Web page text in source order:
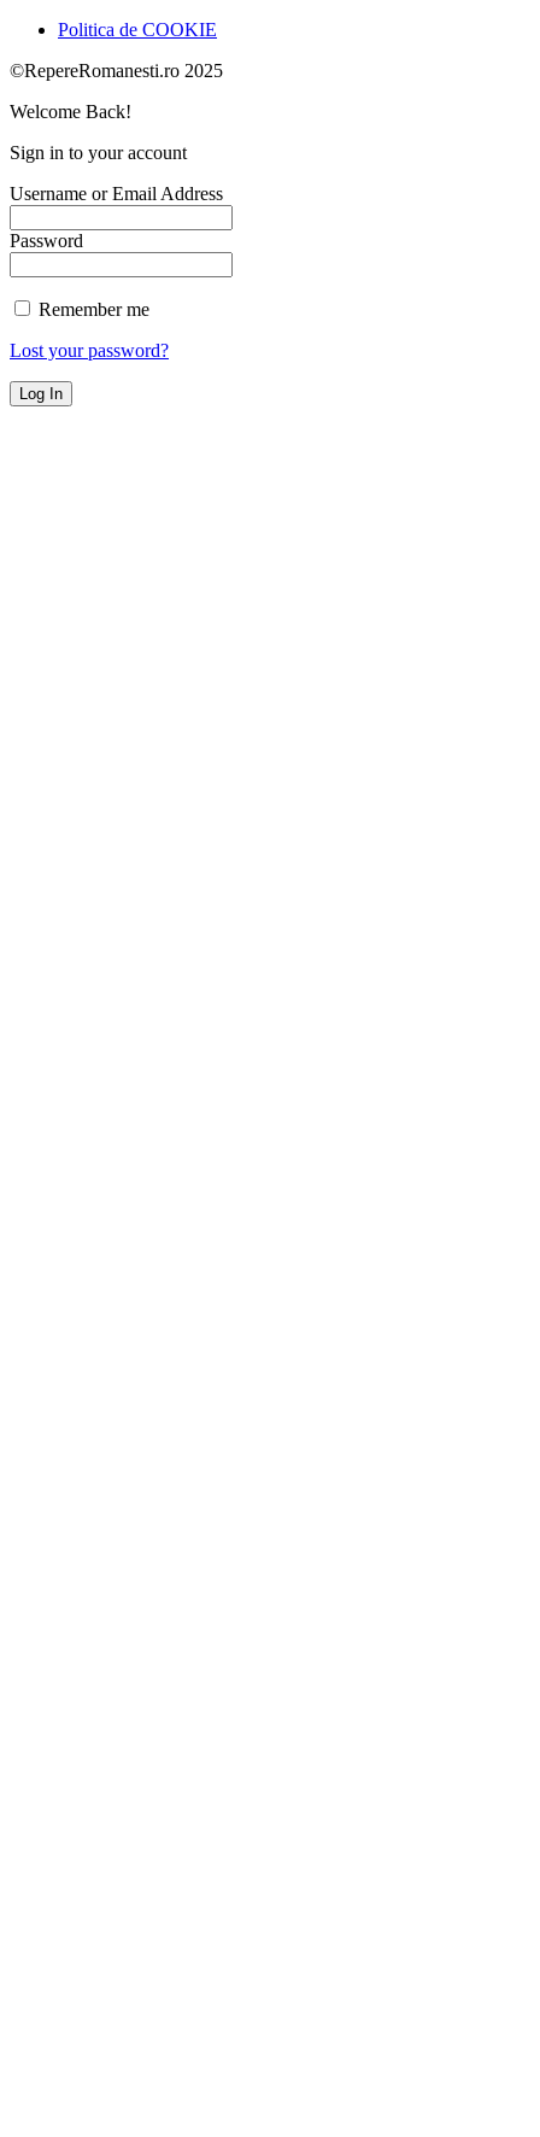
Politica de COOKIE
©RepereRomanesti.ro 2025
Welcome Back!
Sign in to your account
Username or Email Address
Password
Remember me
Lost your password?